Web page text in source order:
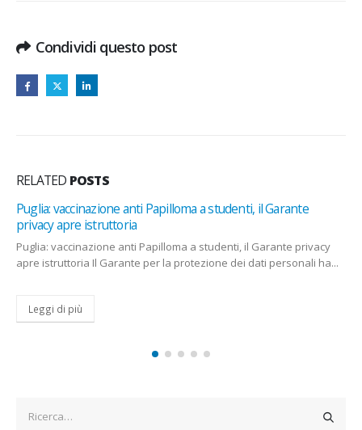
Condividi questo post
RELATED POSTS
Puglia: vaccinazione anti Papilloma a studenti, il Garante
privacy apre istruttoria
Puglia: vaccinazione anti Papilloma a studenti, il Garante privacy
apre istruttoria Il Garante per la protezione dei dati personali ha...
Leggi di più